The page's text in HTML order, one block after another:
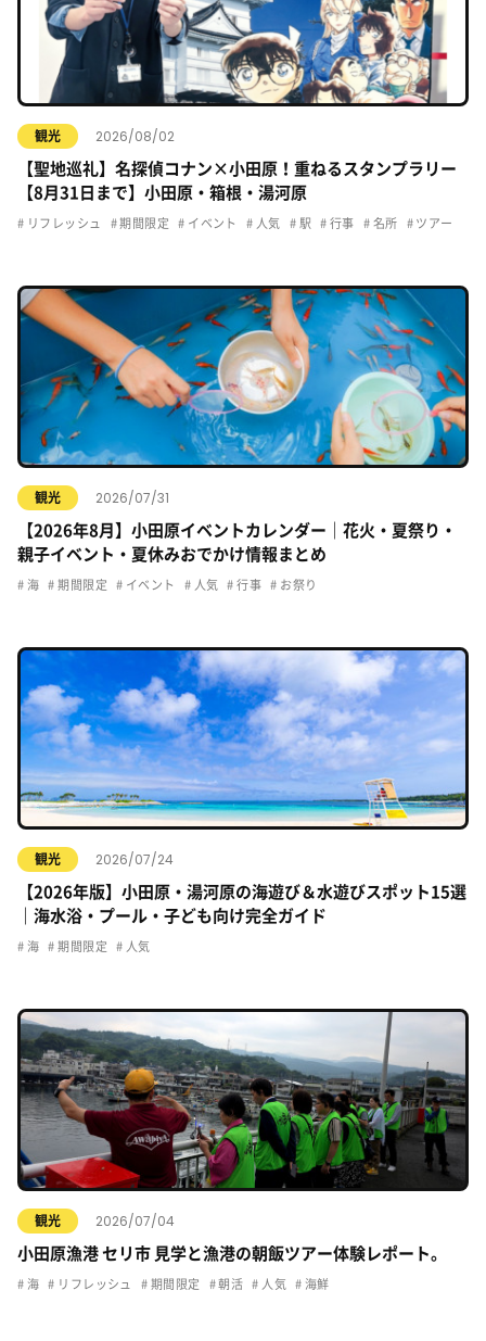
観光 2026/08/02
【聖地巡礼】名探偵コナン×小田原！重ねるスタンプラリー
【8月31日まで】小田原・箱根・湯河原
リフレッシュ 期間限定 イベント 人気 駅 行事 名所 ツアー
観光 2026/07/31
【2026年8月】小田原イベントカレンダー｜花火・夏祭り・
親子イベント・夏休みおでかけ情報まとめ
海 期間限定 イベント 人気 行事 お祭り
観光 2026/07/24
【2026年版】小田原・湯河原の海遊び＆水遊びスポット15選
｜海水浴・プール・子ども向け完全ガイド
海 期間限定 人気
観光 2026/07/04
小田原漁港 セリ市 見学と漁港の朝飯ツアー体験レポート。
海 リフレッシュ 期間限定 朝活 人気 海鮮